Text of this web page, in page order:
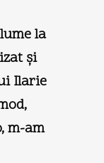
la
şi
Ilarie
m-am